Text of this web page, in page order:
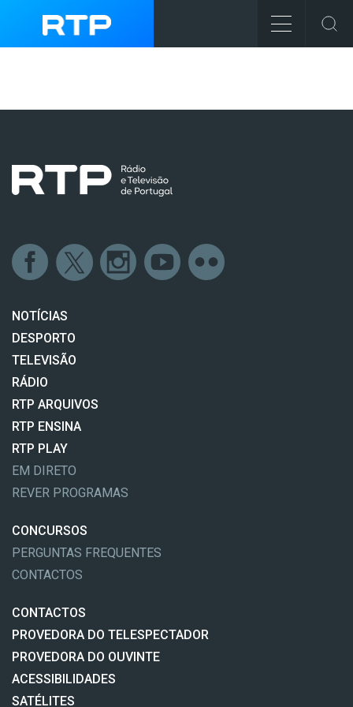
NOTÍCIAS
DESPORTO
TELEVISÃO
RÁDIO
RTP ARQUIVOS
RTP ENSINA
RTP PLAY
EM DIRETO
REVER PROGRAMAS
CONCURSOS
PERGUNTAS FREQUENTES
CONTACTOS
CONTACTOS
PROVEDORA DO TELESPECTADOR
PROVEDORA DO OUVINTE
ACESSIBILIDADES
SATÉLITES